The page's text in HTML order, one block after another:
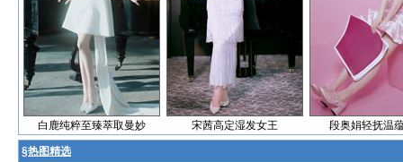
白鹿纯粹至臻萃取曼妙 宋茜高定湿发女王 段奥娟轻抚温
§热图精选